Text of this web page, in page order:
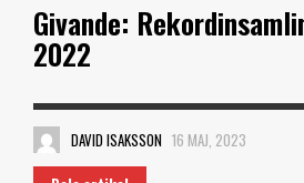
Givande:
2022
DAVID ISAKSSON 16 MAJ, 2023